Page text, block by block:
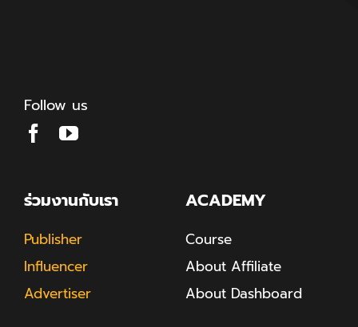
Follow us
ร่วมงานกับเรา
Publisher
Influencer
Advertiser
ACADEMY
Course
About Affiliate
About Dashboard